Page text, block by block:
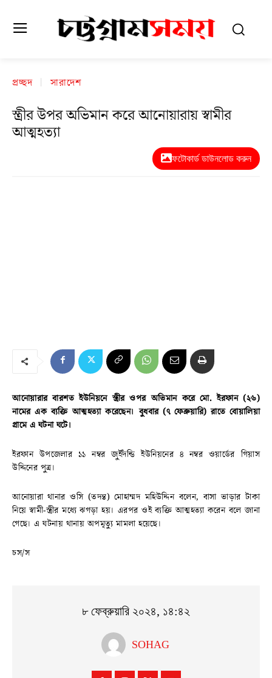
প্রচ্ছদ সারাদেশ
স্ত্রীর উপর অভিমান করে আনোয়ারায় স্বামীর
আত্মহত্যা
ফটোকার্ড ডাউনলোড করুন
আনোয়ারার বারশত ইউনিয়নে স্ত্রীর ওপর অভিমান করে মো. ইরফান (২৬)
নামের এক ব্যক্তি আত্মহত্যা করেছেন। বুধবার (৭ ফেব্রুয়ারি) রাতে বোয়ালিয়া
গ্রামে এ ঘটনা ঘটে।
ইরফান উপজেলার ১১ নম্বর জুইঁদন্ডি ইউনিয়নের ৪ নম্বর ওয়ার্ডের গিয়াস
উদ্দিনের পুত্র।
আনোয়ারা থানার ওসি (তদন্ত) মোহাম্মদ মহিউদ্দিন বলেন, বাসা ভাড়ার টাকা
নিয়ে স্বামী-স্ত্রীর মধ্যে ঝগড়া হয়। এরপর ওই ব্যক্তি আত্মহত্যা করেন বলে জানা
গেছে। এ ঘটনায় থানায় অপমৃত্যু মামলা হয়েছে।
চস/স
৮ ফেব্রুয়ারি ২০২৪, ১৪:৪২
SOHAG